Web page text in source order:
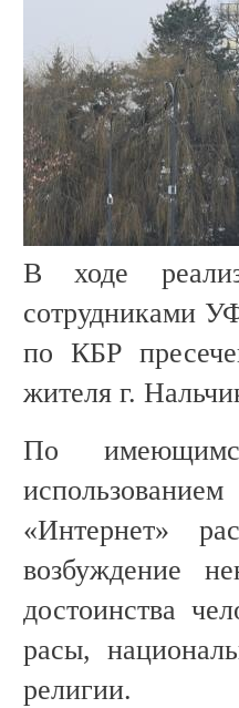
В ходе
сотрудниками
по КБР
жителя г.
По
«Интернет»
возбуждение
достоинства
расы,
религии.